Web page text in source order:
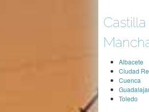
Castilla
Albacete
Ciudad
Cuenca
Toledo